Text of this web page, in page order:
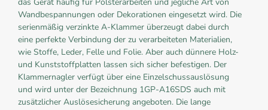
Wandbespannungen oder Dekorationen eingesetzt wird. Die
serienmäßig verzinkte A-Klammer überzeugt dabei durch
eine perfekte Verbindung der zu verarbeiteten Materialien,
wie Stoffe, Leder, Felle und Folie. Aber auch dünnere Holz-
und Kunststoffplatten lassen sich sicher befestigen. Der
Klammernagler verfügt über eine Einzelschussauslösung
und wird unter der Bezeichnung 1GP-A16SDS auch mit
zusätzlicher Auslösesicherung angeboten. Die lange